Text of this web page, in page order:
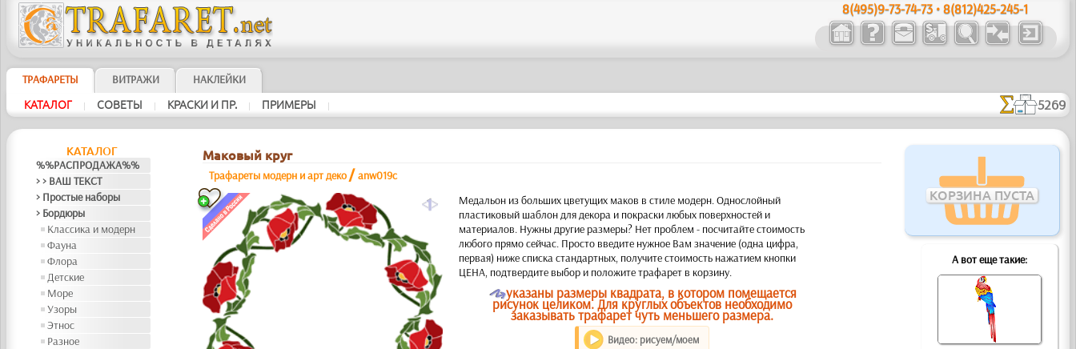
8(495)9-73-74-73 • 8(812)425-245-1
ТРАФАРЕТЫ ВИТРАЖИ НАКЛЕЙКИ
КАТАЛОГ | СОВЕТЫ | КРАСКИ И ПР. | ПРИМЕРЫ | 5269
КАТАЛОГ
%%РАСПРОДАЖА%%
> > ВАШ ТЕКСТ
> Простые наборы
> Бордюры
Классика и модерн
Фауна
Флора
Детские
Море
Узоры
Этнос
Разное
КОРЗИНА ПУСТА
А вот еще такие:
Маковый круг
Трафареты модерн и арт деко /anw019c
a
Медальон из больших цветущих маков в стиле модерн. Однослойный
пластиковый шаблон для декора и покраски любых поверхностей и
материалов. Нужны другие размеры? Нет проблем - посчитайте стоимость
любого прямо сейчас. Просто введите нужное Вам значение (одна цифра,
первая) ниже списка стандартных, получите стоимость нажатием кнопки
ЦЕНА, подтвердите выбор и положите трафарет в корзину.
Oуказаны размеры квадрата, в котором помещается
рисунок целиком. Для круглых объектов необходимо
заказывать трафарет чуть меньшего размера.
Видео: рисуем/моем